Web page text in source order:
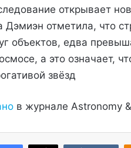
открывает
Дэмиэн отметила, что
объектов, едва
а это означает,
звёзд
в журнале Astronomy